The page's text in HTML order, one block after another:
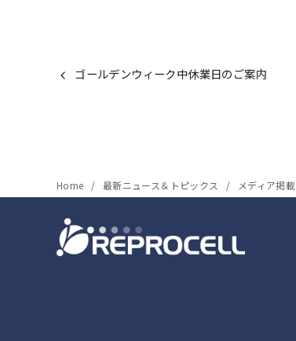
ゴールデンウィーク中休業日のご案内
Home 最新ニュース＆トピックス メディア掲載